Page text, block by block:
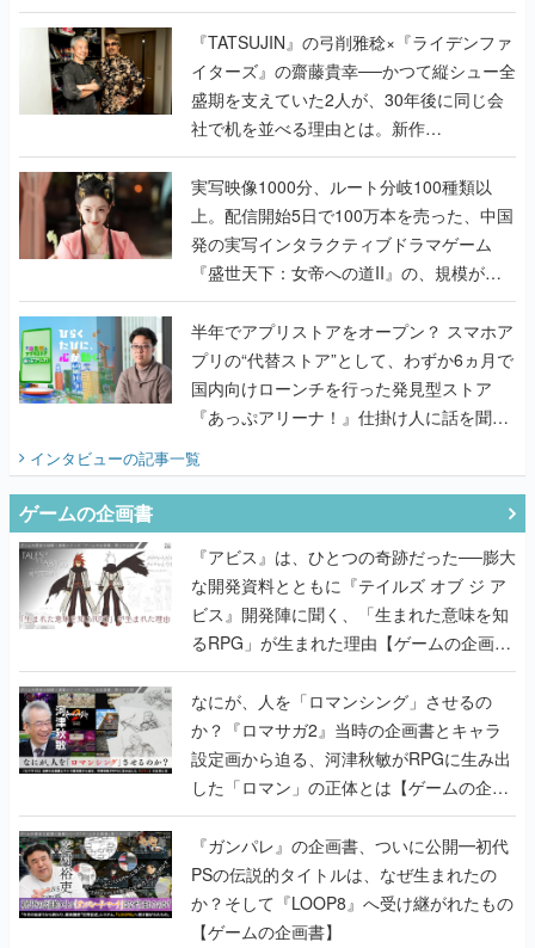
で作り込まれた理由を両ディレクターに聞
く
『TATSUJIN』の弓削雅稔×『ライデンファ
イターズ』の齋藤貴幸──かつて縦シュー全
盛期を支えていた2人が、30年後に同じ会
社で机を並べる理由とは。新作
『TATSUJIN EXTREME』で初タッグを組
んだレジェンド2人に訊く開発秘話
実写映像1000分、ルート分岐100種類以
上。配信開始5日で100万本を売った、中国
発の実写インタラクティブドラマゲーム
『盛世天下：女帝への道II』の、規模が違
うこだわりをプロデューサーに聞いた
半年でアプリストアをオープン？ スマホア
プリの“代替ストア”として、わずか6ヵ月で
国内向けローンチを行った発見型ストア
『あっぷアリーナ！』仕掛け人に話を聞い
てみた
インタビューの記事一覧
ゲームの企画書
『アビス』は、ひとつの奇跡だった──膨大
な開発資料とともに『テイルズ オブ ジ ア
ビス』開発陣に聞く、「生まれた意味を知
るRPG」が生まれた理由【ゲームの企画
書】
なにが、人を「ロマンシング」させるの
か？『ロマサガ2』当時の企画書とキャラ
設定画から迫る、河津秋敏がRPGに生み出
した「ロマン」の正体とは【ゲームの企画
書】
『ガンパレ』の企画書、ついに公開━初代
PSの伝説的タイトルは、なぜ生まれたの
か？そして『LOOP8』へ受け継がれたもの
【ゲームの企画書】